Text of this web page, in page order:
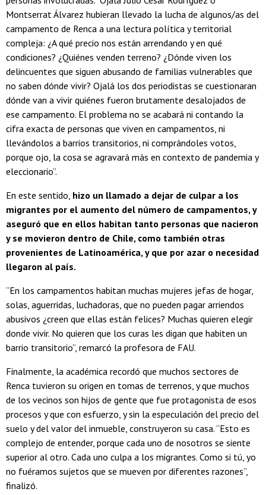
Montserrat Álvarez hubieran llevado la lucha de algunos/as del
campamento de Renca a una lectura política y territorial
compleja: ¿A qué precio nos están arrendando y en qué
condiciones? ¿Quiénes venden terreno? ¿Dónde viven los
delincuentes que siguen abusando de familias vulnerables que
no saben dónde vivir? Ojalá los dos periodistas se cuestionaran
dónde van a vivir quiénes fueron brutamente desalojados de
ese campamento. El problema no se acabará ni contando la
cifra exacta de personas que viven en campamentos, ni
llevándolos a barrios transitorios, ni comprándoles votos,
porque ojo, la cosa se agravará más en contexto de pandemia y
eleccionario”.
En este sentido, hizo un llamado a dejar de culpar a los
migrantes por el aumento del número de campamentos, y
aseguró que en ellos habitan tanto personas que nacieron
y se movieron dentro de Chile, como también otras
provenientes de Latinoamérica, y que por azar o necesidad
llegaron al país.
“En los campamentos habitan muchas mujeres jefas de hogar,
solas, aguerridas, luchadoras, que no pueden pagar arriendos
abusivos ¿creen que ellas están felices? Muchas quieren elegir
donde vivir. No quieren que los curas les digan que habiten un
barrio transitorio”, remarcó la profesora de FAU.
Finalmente, la académica recordó que muchos sectores de
Renca tuvieron su origen en tomas de terrenos, y que muchos
de los vecinos son hijos de gente que fue protagonista de esos
procesos y que con esfuerzo, y sin la especulación del precio del
suelo y del valor del inmueble, construyeron su casa. “Esto es
complejo de entender, porque cada uno de nosotros se siente
superior al otro. Cada uno culpa a los migrantes. Como si tú, yo
no fuéramos sujetos que se mueven por diferentes razones”,
finalizó.